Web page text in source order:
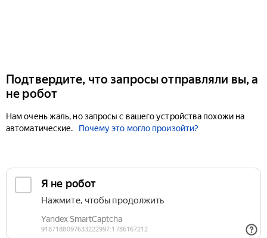
Подтвердите, что запросы отправляли вы, а
не робот
Нам очень жаль, но запросы с вашего устройства похожи на
автоматические.
Почему это могло произойти?